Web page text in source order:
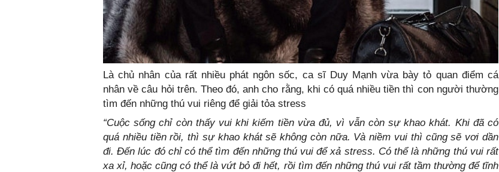
Là chủ nhân của rất nhiều phát ngôn sốc, ca sĩ Duy Mạnh vừa bày tỏ quan điểm cá
nhân về câu hỏi trên. Theo đó, anh cho rằng, khi có quá nhiều tiền thì con người thường
tìm đến những thú vui riêng để giải tỏa stress
“Cuộc sống chỉ còn thấy vui khi kiếm tiền vừa đủ, vì vẫn còn sự khao khát. Khi đã có
quá nhiều tiền rồi, thì sự khao khát sẽ không còn nữa. Và niềm vui thì cũng sẽ vơi dần
đi. Đến lúc đó chỉ có thể tìm đến những thú vui để xả stress. Có thể là những thú vui rất
xa xỉ, hoặc cũng có thể là vứt bỏ đi hết, rồi tìm đến những thú vui rất tầm thường để tĩnh